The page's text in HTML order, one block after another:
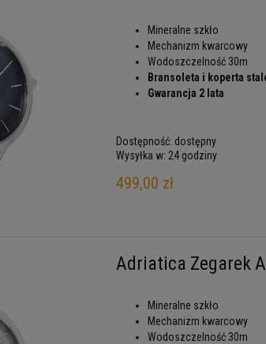
Mineralne szkło
Mechanizm kwarcowy
Wodoszczelność 30m
Bransoleta i koperta
Gwarancja 2 lata
Dostępność: dostępny
Wysyłka w: 24 godziny
499,00 zł
Adriatica Zegarek
Mineralne szkło
Mechanizm kwarcowy
Wodoszczelność 30m